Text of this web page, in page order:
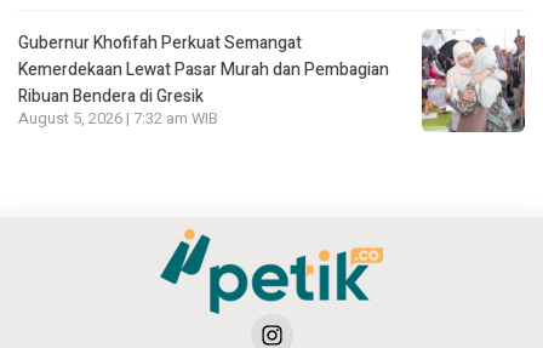
Gubernur Khofifah Perkuat Semangat
Kemerdekaan Lewat Pasar Murah dan Pembagian
Ribuan Bendera di Gresik
August 5, 2026 | 7:32 am WIB